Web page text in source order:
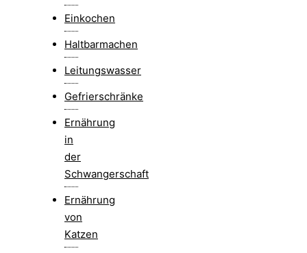
Einkochen
Haltbarmachen
Leitungswasser
Gefrierschränke
Ernährung
in
der
Schwangerschaft
Ernährung
von
Katzen